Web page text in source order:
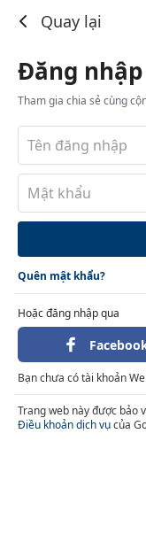
Quay lại
Đăng nhập
Tham gia chia sẻ cùng
Quên mật khẩu?
Hoặc đăng nhập qua
Bạn chưa có tài khoản
Trang web này được bảo
Điều khoản dịch vụcủa